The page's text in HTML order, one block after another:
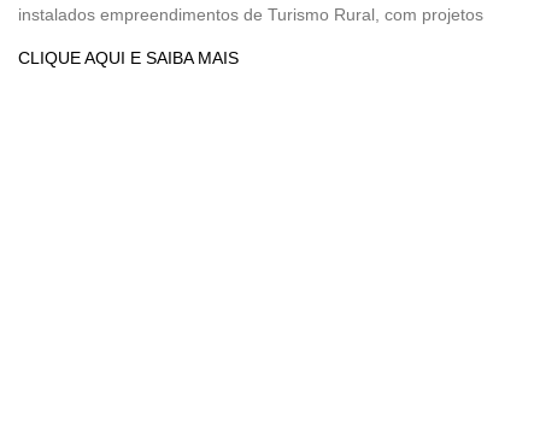
instalados empreendimentos de Turismo Rural, com projetos
CLIQUE AQUI E SAIBA MAIS